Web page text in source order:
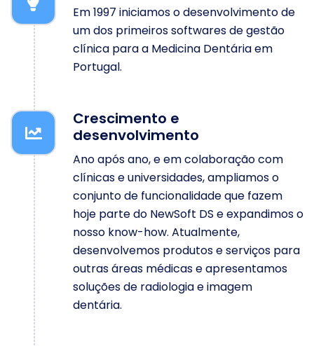
Em 1997 iniciamos o desenvolvimento de
um dos primeiros softwares de gestão
clínica para a Medicina Dentária em
Portugal.
Crescimento e
desenvolvimento
Ano após ano, e em colaboração com
clínicas e universidades, ampliamos o
conjunto de funcionalidade que fazem
hoje parte do NewSoft DS e expandimos o
nosso know-how. Atualmente,
desenvolvemos produtos e serviços para
outras áreas médicas e apresentamos
soluções de radiologia e imagem
dentária.